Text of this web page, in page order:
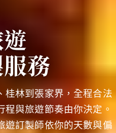
務
桂林到張家界，全程合法
與旅遊節奏由你決定。
遊訂製師依你的天數與偏